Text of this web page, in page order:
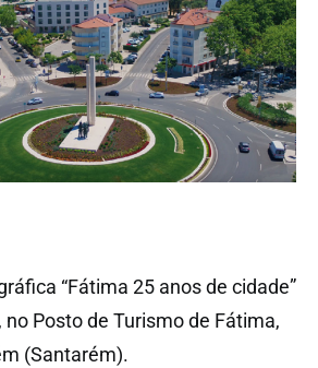
“Fátima 25 anos de cidade”
Posto de Turismo de Fátima,
(Santarém).